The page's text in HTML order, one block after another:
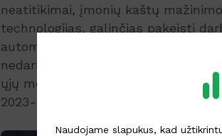
neatitikimai, įmonių kaštų
technologijas, galinčias pakeisti
automatizuotai. Žinoma, darbo
nedarbo lygis yra kiek padidėjęs
ųjų metų ketvirtį jis siekė
6,8 proc
2023-aisiais.
Naudojame slapukus, kad